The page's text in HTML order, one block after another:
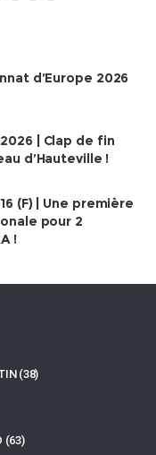
d’Europe 2026
| Clap de fin
d’Hauteville !
(F) | Une première
pour 2
!
(38)
(63)